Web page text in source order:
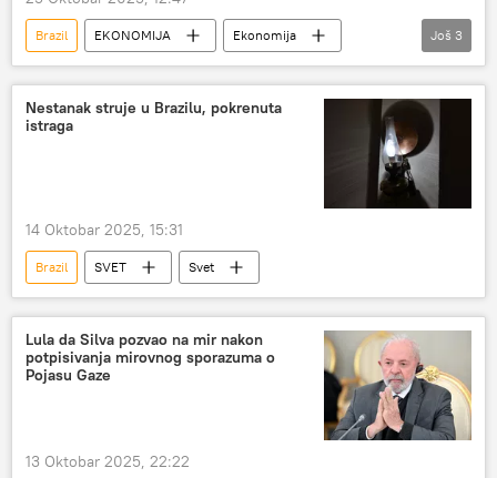
Brazil EKONOMIJA
Ekonomija
Svet – ekonomija
kafa
Turizam i trgovina
Još 3
Nestanak struje u Brazilu, pokrenuta
istraga
14 Oktobar 2025, 15:31
Brazil SVET Svet
Lula da Silva pozvao na mir nakon
potpisivanja mirovnog sporazuma o
Pojasu Gaze
13 Oktobar 2025, 22:22